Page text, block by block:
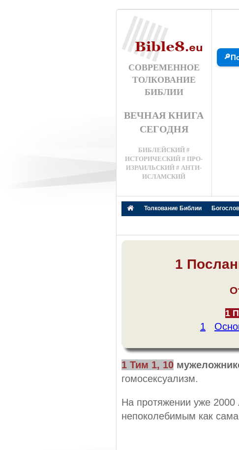
СОВРЕМЕННОЕ
ТОЛКОВАНИЕ
БИБЛИИ
ВЕЧНАЯ КНИГА
СЕГОДНЯ
БИБЛЕЙСКИЙ #
ИСТОРИЧЕСКИЙ # ПРО-
ИЗРАИЛЬСКИЙ # АНТИ-
ИСЛАМСКИЙ
🔎
Толкование Библии
1
1
1
1 Тим 1, 10
гомосексуализм.
На протяжении уже 2000
непоколебимым как